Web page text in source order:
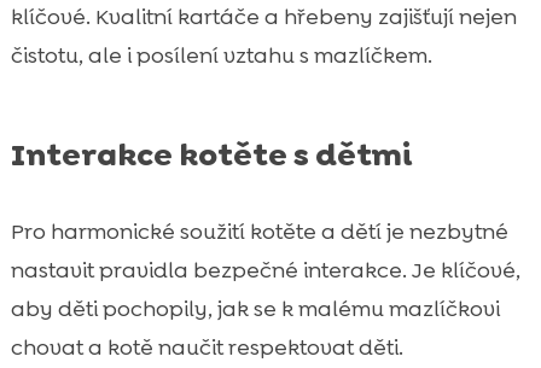
klíčové. Kvalitní kartáče a hřebeny zajišťují nejen
čistotu, ale i posílení vztahu s mazlíčkem.
Interakce kotěte s dětmi
Pro harmonické soužití kotěte a dětí je nezbytné
nastavit pravidla bezpečné interakce. Je klíčové,
aby děti pochopily, jak se k malému mazlíčkovi
chovat a kotě naučit respektovat děti.